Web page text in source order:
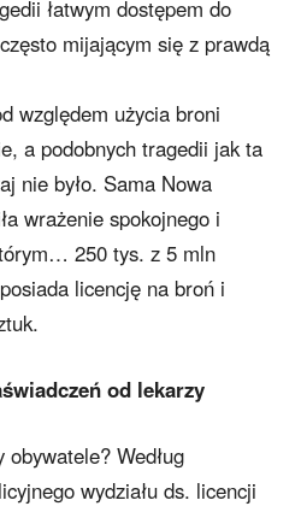
łatwym dostępem do
mijającym się z prawdą
względem użycia broni
a podobnych tragedii jak ta
nie było. Sama Nowa
wrażenie spokojnego i
250 tys. z 5 mln
licencję na broń i
od lekarzy
Według
wydziału ds. licencji